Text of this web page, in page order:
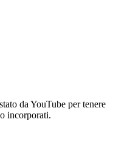
da YouTube per tenere
incorporati.